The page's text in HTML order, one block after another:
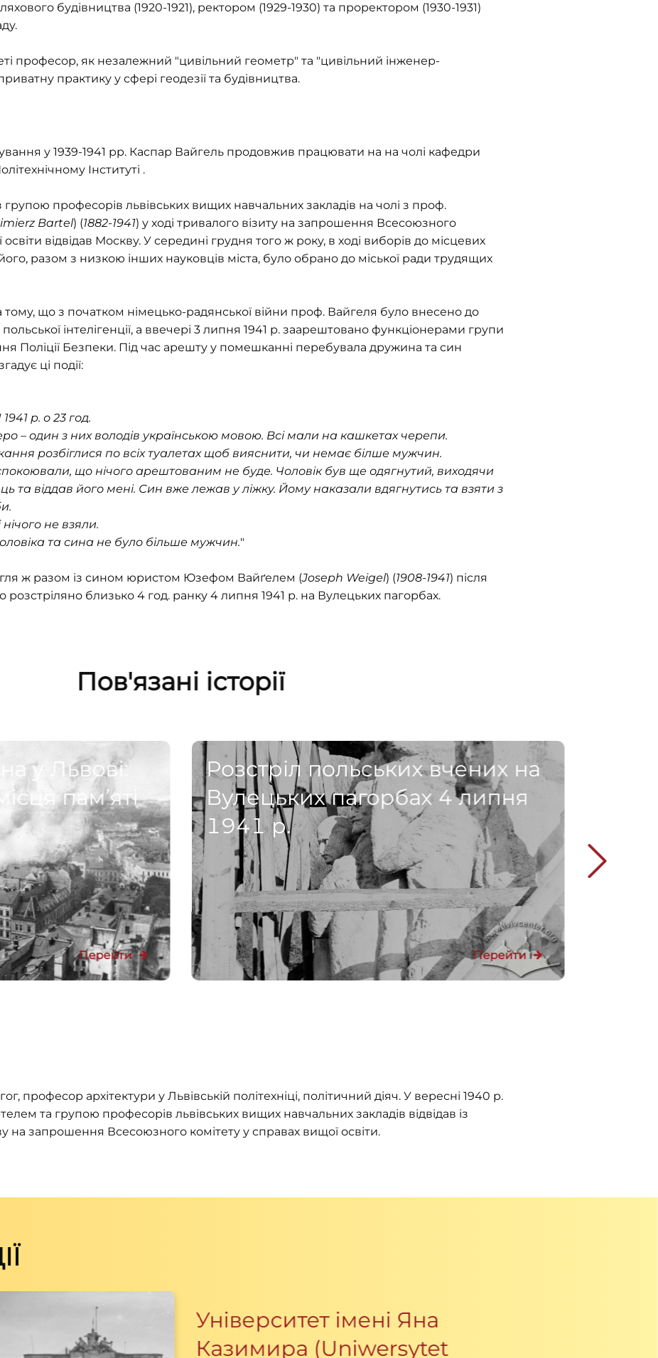
будівництва (1920-1921), ректором (1929-1930) та проректором (1930-1931)
професор, як незалежний "цивільний геометр" та "цивільний інженер-
практику у сфері геодезії та будівництва.
у 1939-1941 рр. Каспар Вайгель продовжив працювати на на чолі кафедри
Інституті .
групою професорів львівських вищих навчальних закладів на чолі з проф.
Bartel) (1882-1941) у ході тривалого візиту на запрошення Всесоюзного
відвідав Москву. У середині грудня того ж року, в ході виборів до місцевих
разом з низкою інших науковців міста, було обрано до міської ради трудящих
що з початком німецько-радянської війни проф. Вайгеля було внесено до
інтелігенції, а ввечері 3 липня 1941 р. заарештовано функціонерами групи
Поліції Безпеки. Під час арешту у помешканні перебувала дружина та син
ці події:
р. о 23 год.
– один з них володів українською мовою. Всі мали на кашкетах черепи.
розбіглися по всіх туалетах щоб вияснити, чи немає білше мужчин.
що нічого арештованим не буде. Чоловік був ще одягнутий, виходячи
та віддав його мені. Син вже лежав у ліжку. Йому наказали вдягнутись та взяти з
не взяли.
та сина не було більше мужчин."
ж разом із сином юристом Юзефом Вайґелем (Joseph Weigеl) (1908-1941) після
розстріляно близько 4 год. ранку 4 липня 1941 р. на Вулецьких пагорбах.
Пов'язані історії
у Львові:
пам’яті
Перейти
Розстріл польських вчених на
Вулецьких пагорбах 4 липня
1941 р.
Перейти
професор архітектури у Львівській політехніці, політичний діяч. У вересні 1940 р.
та групою професорів львівських вищих навчальних закладів відвідав із
на запрошення Всесоюзного комітету у справах вищої освіти.
Університет імені Яна
Казимира (Uniwersytet